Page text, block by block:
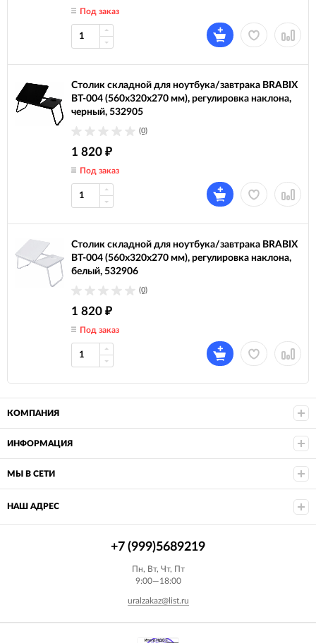
Под заказ
Столик складной для ноутбука/завтрака BRABIX
BT-004 (560х320х270 мм), регулировка наклона,
черный, 532905
(0)
1 820 ₽
Под заказ
Столик складной для ноутбука/завтрака BRABIX
BT-004 (560х320х270 мм), регулировка наклона,
белый, 532906
(0)
1 820 ₽
Под заказ
КОМПАНИЯ
ИНФОРМАЦИЯ
МЫ В СЕТИ
НАШ АДРЕС
+7 (999)5689219
Пн, Вт, Чт, Пт
9:00—18:00
uralzakaz@list.ru